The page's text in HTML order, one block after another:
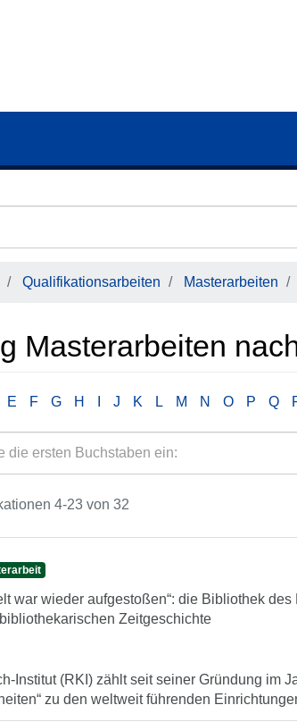
Qualifikationsarbeiten Masterarbeiten
Masterarbeiten
E F G H J K L M N O P Q
4-23 von 32
war wieder aufgestoßen“: die Bibliothek
Zeitgeschichte
Institut (RKI) zählt seit seiner Gründung im
zu den weltweit führenden